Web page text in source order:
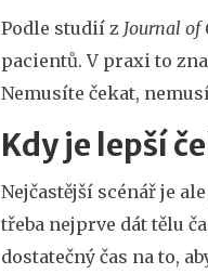
Podle studií z Journal
pacientů. V praxi to
Nemusíte čekat,
Kdy je lepší
Nejčastější scénář je
třeba nejprve dát tělu
dostatečný čas na to,